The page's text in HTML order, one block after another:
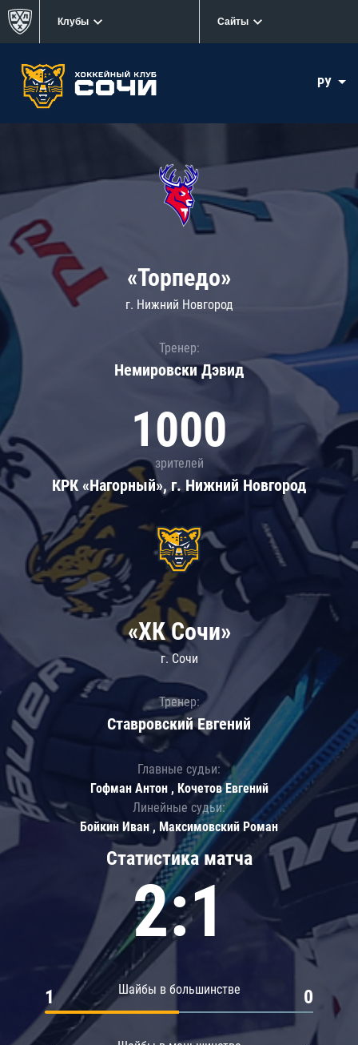
Клубы Сайты
РУ
«Торпедо»
г. Нижний Новгород
Тренер:
Немировски Дэвид
1000
зрителей
КРК «Нагорный», г. Нижний Новгород
Статистика матча
2:1
Шайбы в большинстве
1 0
«ХК Сочи»
г. Сочи
Тренер:
Ставровский Евгений
Главные судьи:
Гофман Антон , Кочетов Евгений
Линейные судьи:
Бойкин Иван , Максимовский Роман